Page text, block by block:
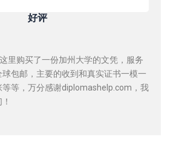
好评
里购买了一份加州大学的文凭，服务
球包邮，主要的收到和真实证书一模一
等，万分感谢diplomashelp.com，我